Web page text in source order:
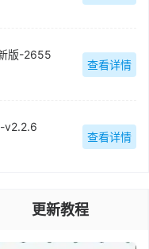
版-2655
查看详情
v2.2.6
查看详情
更新教程